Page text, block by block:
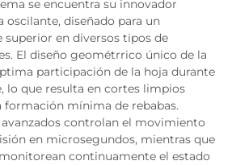
se encuentra su innovador
oscilante, diseñado para un
en diversos tipos de
El diseño geométrrico único de la
participación de la hoja durante
lo que resulta en cortes limpios
formación mínima de rebabas.
controlan el movimiento
en microsegundos, mientras que
continuamente el estado